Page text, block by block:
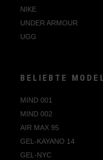
NIKE
UNDER ARMOUR
UGG
BELIEBTE
MIND 001
MIND 002
AIR MAX 95
GEL-KAYANO 14
GEL-NYC